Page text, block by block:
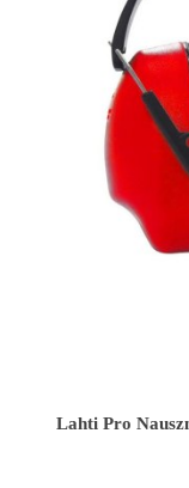
Lahti Pro